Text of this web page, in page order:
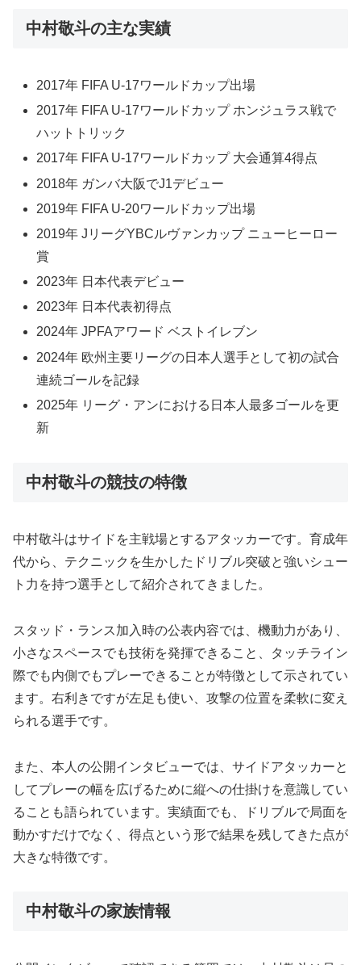
中村敬斗の主な実績
2017年 FIFA U-17ワールドカップ出場
2017年 FIFA U-17ワールドカップ ホンジュラス戦で
ハットトリック
2017年 FIFA U-17ワールドカップ 大会通算4得点
2018年 ガンバ大阪でJ1デビュー
2019年 FIFA U-20ワールドカップ出場
2019年 JリーグYBCルヴァンカップ ニューヒーロー
賞
2023年 日本代表デビュー
2023年 日本代表初得点
2024年 JPFAアワード ベストイレブン
2024年 欧州主要リーグの日本人選手として初の試合
連続ゴールを記録
2025年 リーグ・アンにおける日本人最多ゴールを更
新
中村敬斗の競技の特徴
中村敬斗はサイドを主戦場とするアタッカーです。育成年
代から、テクニックを生かしたドリブル突破と強いシュー
ト力を持つ選手として紹介されてきました。
スタッド・ランス加入時の公表内容では、機動力があり、
小さなスペースでも技術を発揮できること、タッチライン
際でも内側でもプレーできることが特徴として示されてい
ます。右利きですが左足も使い、攻撃の位置を柔軟に変え
られる選手です。
また、本人の公開インタビューでは、サイドアタッカーと
してプレーの幅を広げるために縦への仕掛けを意識してい
ることも語られています。実績面でも、ドリブルで局面を
動かすだけでなく、得点という形で結果を残してきた点が
大きな特徴です。
中村敬斗の家族情報